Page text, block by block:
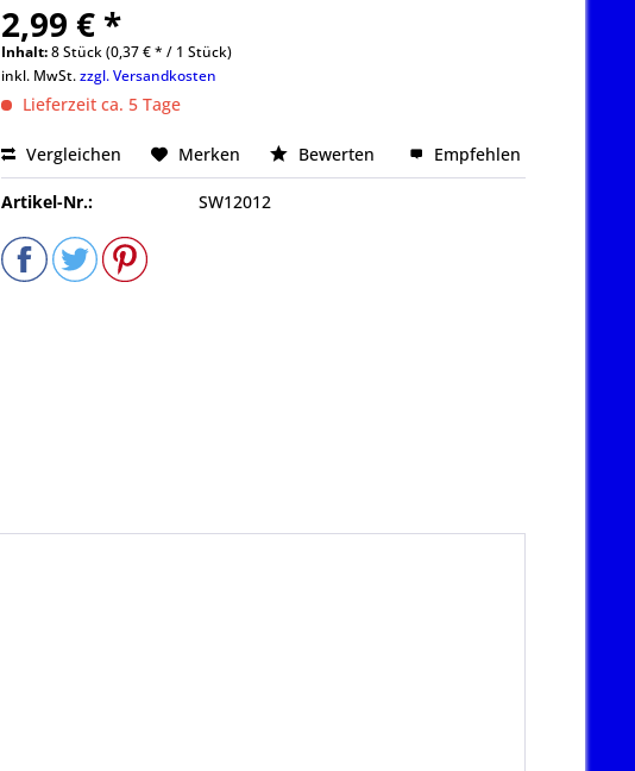
2,99 € *
Inhalt:8 Stück (0,37 € * / 1 Stück)
inkl. MwSt.zzgl. Versandkosten
Lieferzeit ca. 5 Tage
Vergleichen Merken Bewerten Empfehlen
Artikel-Nr.: SW12012